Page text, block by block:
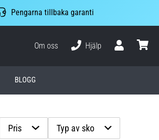
Pengarna tillbaka garanti
Om oss
Hjälp
BLOGG
Pris Typ av sko